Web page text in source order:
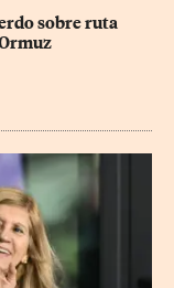
sobre ruta